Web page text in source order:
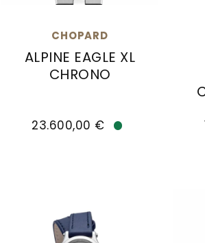
298600-3001, Preis:
CHOPARD
ALPINE EAGLE XL
CHRONO
Chopard Alpine Eagle XL
23.600,00 €